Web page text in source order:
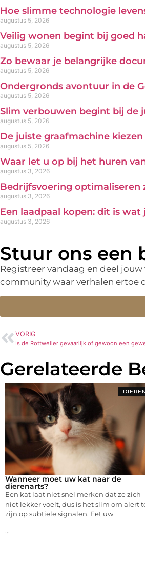
Hoe slimme technologie
augustus 5, 2026
Veilig wonen begint bij goed
augustus 5, 2026
Zo bewaar je belangrijke
augustus 5, 2026
Ondergronds avontuur in de
augustus 5, 2026
Slim verbouwen begint bij de
augustus 5, 2026
De juiste graafmachine
augustus 5, 2026
Waar let u op bij het huren
augustus 3, 2026
Bedrijfsvoering optimaliseren
augustus 3, 2026
Een laadpaal kopen: dit is
augustus 3, 2026
Stuur ons een
Registreer vandaag en deel
community waar verhalen ertoe
VORIG
Is de Rottweiler gevaarlijk of gewoon een
Gerelateerde
DIEREN
Wanneer moet uw kat naar de
dierenarts?
Een kat laat niet snel merken dat ze zich
niet lekker voelt, dus is het slim om alert
zijn op subtiele signalen. Eet uw
...